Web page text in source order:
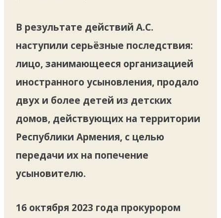
В результате действий А.С.
наступили серьёзные последствия:
лицо, занимающееся организацией
иностранного усыновления, продало
двух и более детей из детских
домов, действующих на территории
Республики Армения, с целью
передачи их на попечение
усыновителю.
16 октября 2023 года прокурором